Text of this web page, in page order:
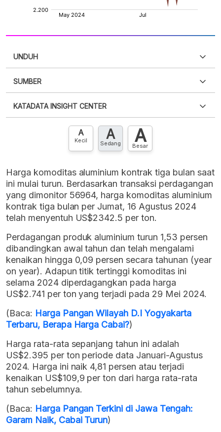
UNDUH
XLS
SUMBER
punya akun?Silakan Daftar sekarang
KATADATA INSIGHT CENTER
Hubungi sekarang »
A
Kecil A
Sedang A
Besar
Harga komoditas aluminium kontrak tiga bulan saat
ini mulai turun. Berdasarkan transaksi perdagangan
yang dimonitor 56964, harga komoditas aluminium
kontrak tiga bulan per Jumat, 16 Agustus 2024
telah menyentuh US$2342.5 per ton.
Perdagangan produk aluminium turun 1,53 persen
dibandingkan awal tahun dan telah mengalami
kenaikan hingga 0,09 persen secara tahunan (year
on year). Adapun titik tertinggi komoditas ini
selama 2024 diperdagangkan pada harga
US$2.741 per ton yang terjadi pada 29 Mei 2024.
(Baca: Harga Pangan Wilayah D.I Yogyakarta
Terbaru, Berapa Harga Cabai?)
Harga rata-rata sepanjang tahun ini adalah
US$2.395 per ton periode data Januari-Agustus
2024. Harga ini naik 4,81 persen atau terjadi
kenaikan US$109,9 per ton dari harga rata-rata
tahun sebelumnya.
(Baca: Harga Pangan Terkini di Jawa Tengah:
Garam Naik, Cabai Turun)